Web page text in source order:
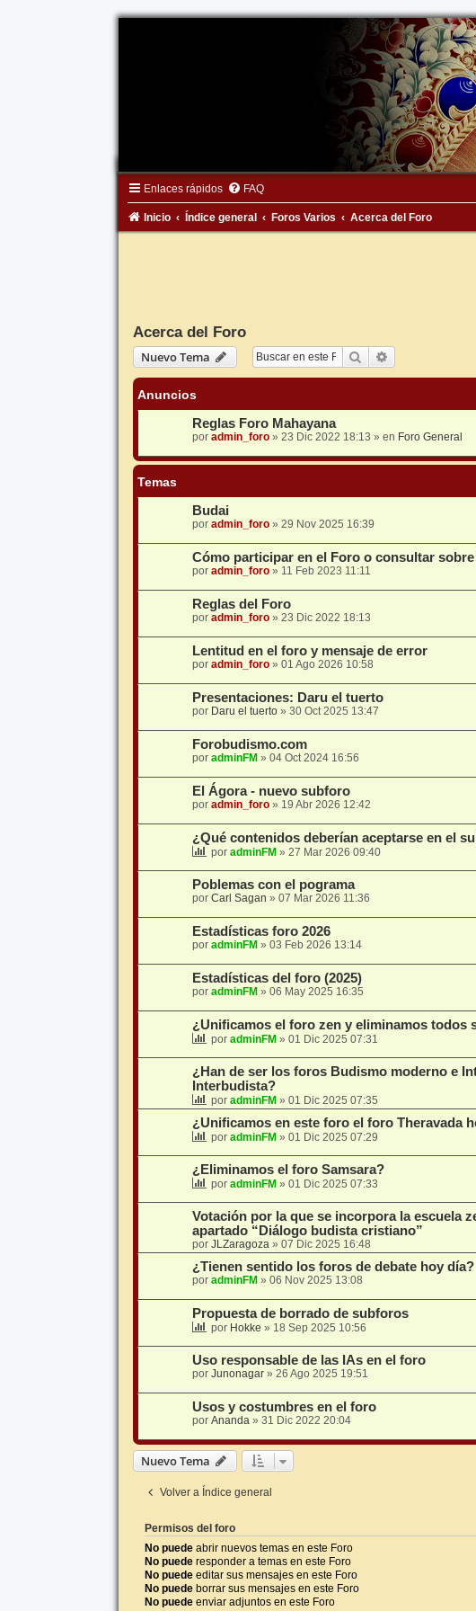
Enlaces rápidos FAQ
Inicio Índice general Foros Varios Acerca del Foro
Acerca del Foro
Nuevo Tema
Buscar
Anuncios
Reglas Foro Mahayana
por admin_foro» 23 Dic 2022 18:13 » en Foro General
Temas
Budai
por admin_foro» 29 Nov 2025 16:39
Cómo participar en el Foro o consultar
por admin_foro» 11 Feb 2023 11:11
Reglas del Foro
por admin_foro» 23 Dic 2022 18:13
Lentitud en el foro y mensaje de error
por admin_foro» 01 Ago 2026 10:58
Presentaciones: Daru el tuerto
por Daru el tuerto» 30 Oct 2025 13:47
Forobudismo.com
por adminFM » 04 Oct 2024 16:56
El Ágora - nuevo subforo
por admin_foro» 19 Abr 2026 12:42
¿Qué contenidos deberían aceptarse en el
por adminFM » 27 Mar 2026 09:40
Poblemas con el pograma
por Carl Sagan » 07 Mar 2026 11:36
Estadísticas foro 2026
por adminFM » 03 Feb 2026 13:14
Estadísticas del foro (2025)
por adminFM » 06 May 2025 16:35
¿Unificamos el foro zen y eliminamos todos
por adminFM » 01 Dic 2025 07:31
¿Han de ser los foros Budismo moderno e
Interbudista?
por adminFM » 01 Dic 2025 07:35
¿Unificamos en este foro el foro Theravada
por adminFM » 01 Dic 2025 07:29
¿Eliminamos el foro Samsara?
por adminFM » 01 Dic 2025 07:33
Votación por la que se incorpora la escuela
apartado “Diálogo budista cristiano”
por JLZaragoza» 07 Dic 2025 16:48
¿Tienen sentido los foros de debate hoy día?
por adminFM » 06 Nov 2025 13:08
Propuesta de borrado de subforos
por Hokke » 18 Sep 2025 10:56
Uso responsable de las IAs en el foro
por Junonagar» 26 Ago 2025 19:51
Usos y costumbres en el foro
por Ananda» 31 Dic 2022 20:04
Nuevo Tema
Volver a Índice general
Permisos del foro
No puedeabrir nuevos temas en este Foro
No puederesponder a temas en este Foro
No puedeeditar sus mensajes en este Foro
No puedeborrar sus mensajes en este Foro
No puedeenviar adjuntos en este Foro